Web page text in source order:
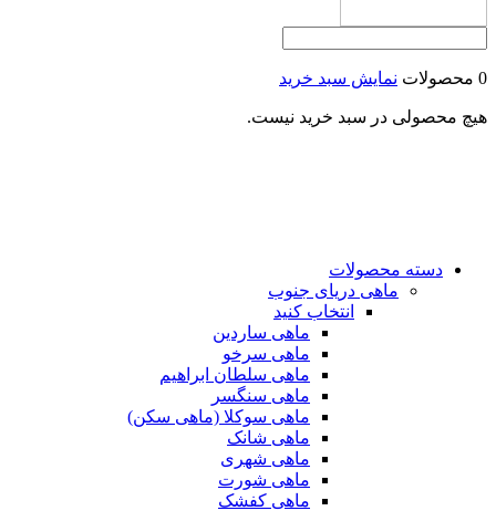
0 محصولات نمایش سبد خرید
هیچ محصولی در سبد خرید نیست.
دسته محصولات
ماهی دریای جنوب
انتخاب کنید
ماهی ساردین
ماهی سرخو
ماهی سلطان ابراهیم
ماهی سنگسر
ماهی سوکلا (ماهی سکن)
ماهی شانک
ماهی شهری
ماهی شورت
ماهی کفشک